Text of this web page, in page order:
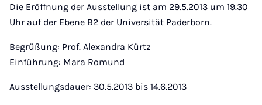
Die Eröffnung der Ausstellung ist am 29.5.2013 um 19.30
Uhr auf der Ebene B2 der Universität Paderborn.
Begrüßung: Prof. Alexandra Kürtz
Einführung: Mara Romund
Ausstellungsdauer: 30.5.2013 bis 14.6.2013